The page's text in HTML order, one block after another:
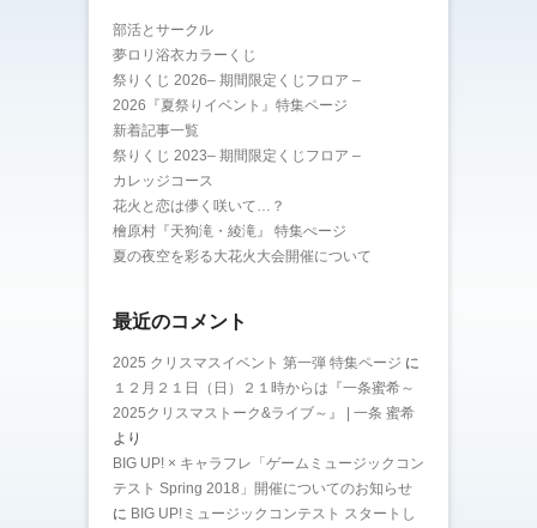
部活とサークル
夢ロリ浴衣カラーくじ
祭りくじ 2026– 期間限定くじフロア –
2026『夏祭りイベント』特集ページ
新着記事一覧
祭りくじ 2023– 期間限定くじフロア –
カレッジコース
花火と恋は儚く咲いて…？
檜原村『天狗滝・綾滝』 特集ぺージ
夏の夜空を彩る大花火大会開催について
最近のコメント
2025 クリスマスイベント 第一弾 特集ページ に
１２月２１日（日）２１時からは『一条蜜希～
2025クリスマストーク&ライブ～』 | 一条 蜜希
より
BIG UP! × キャラフレ「ゲームミュージックコン
テスト Spring 2018」開催についてのお知らせ
に BIG UP!ミュージックコンテスト スタートし